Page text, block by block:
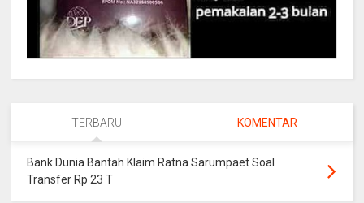
TERBARU KOMENTAR
Bank Dunia Bantah Klaim Ratna Sarumpaet Soal
Transfer Rp 23 T